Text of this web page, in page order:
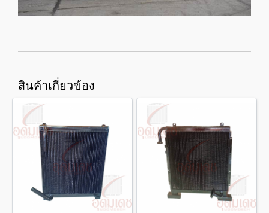
สินค้าเกี่ยวข้อง